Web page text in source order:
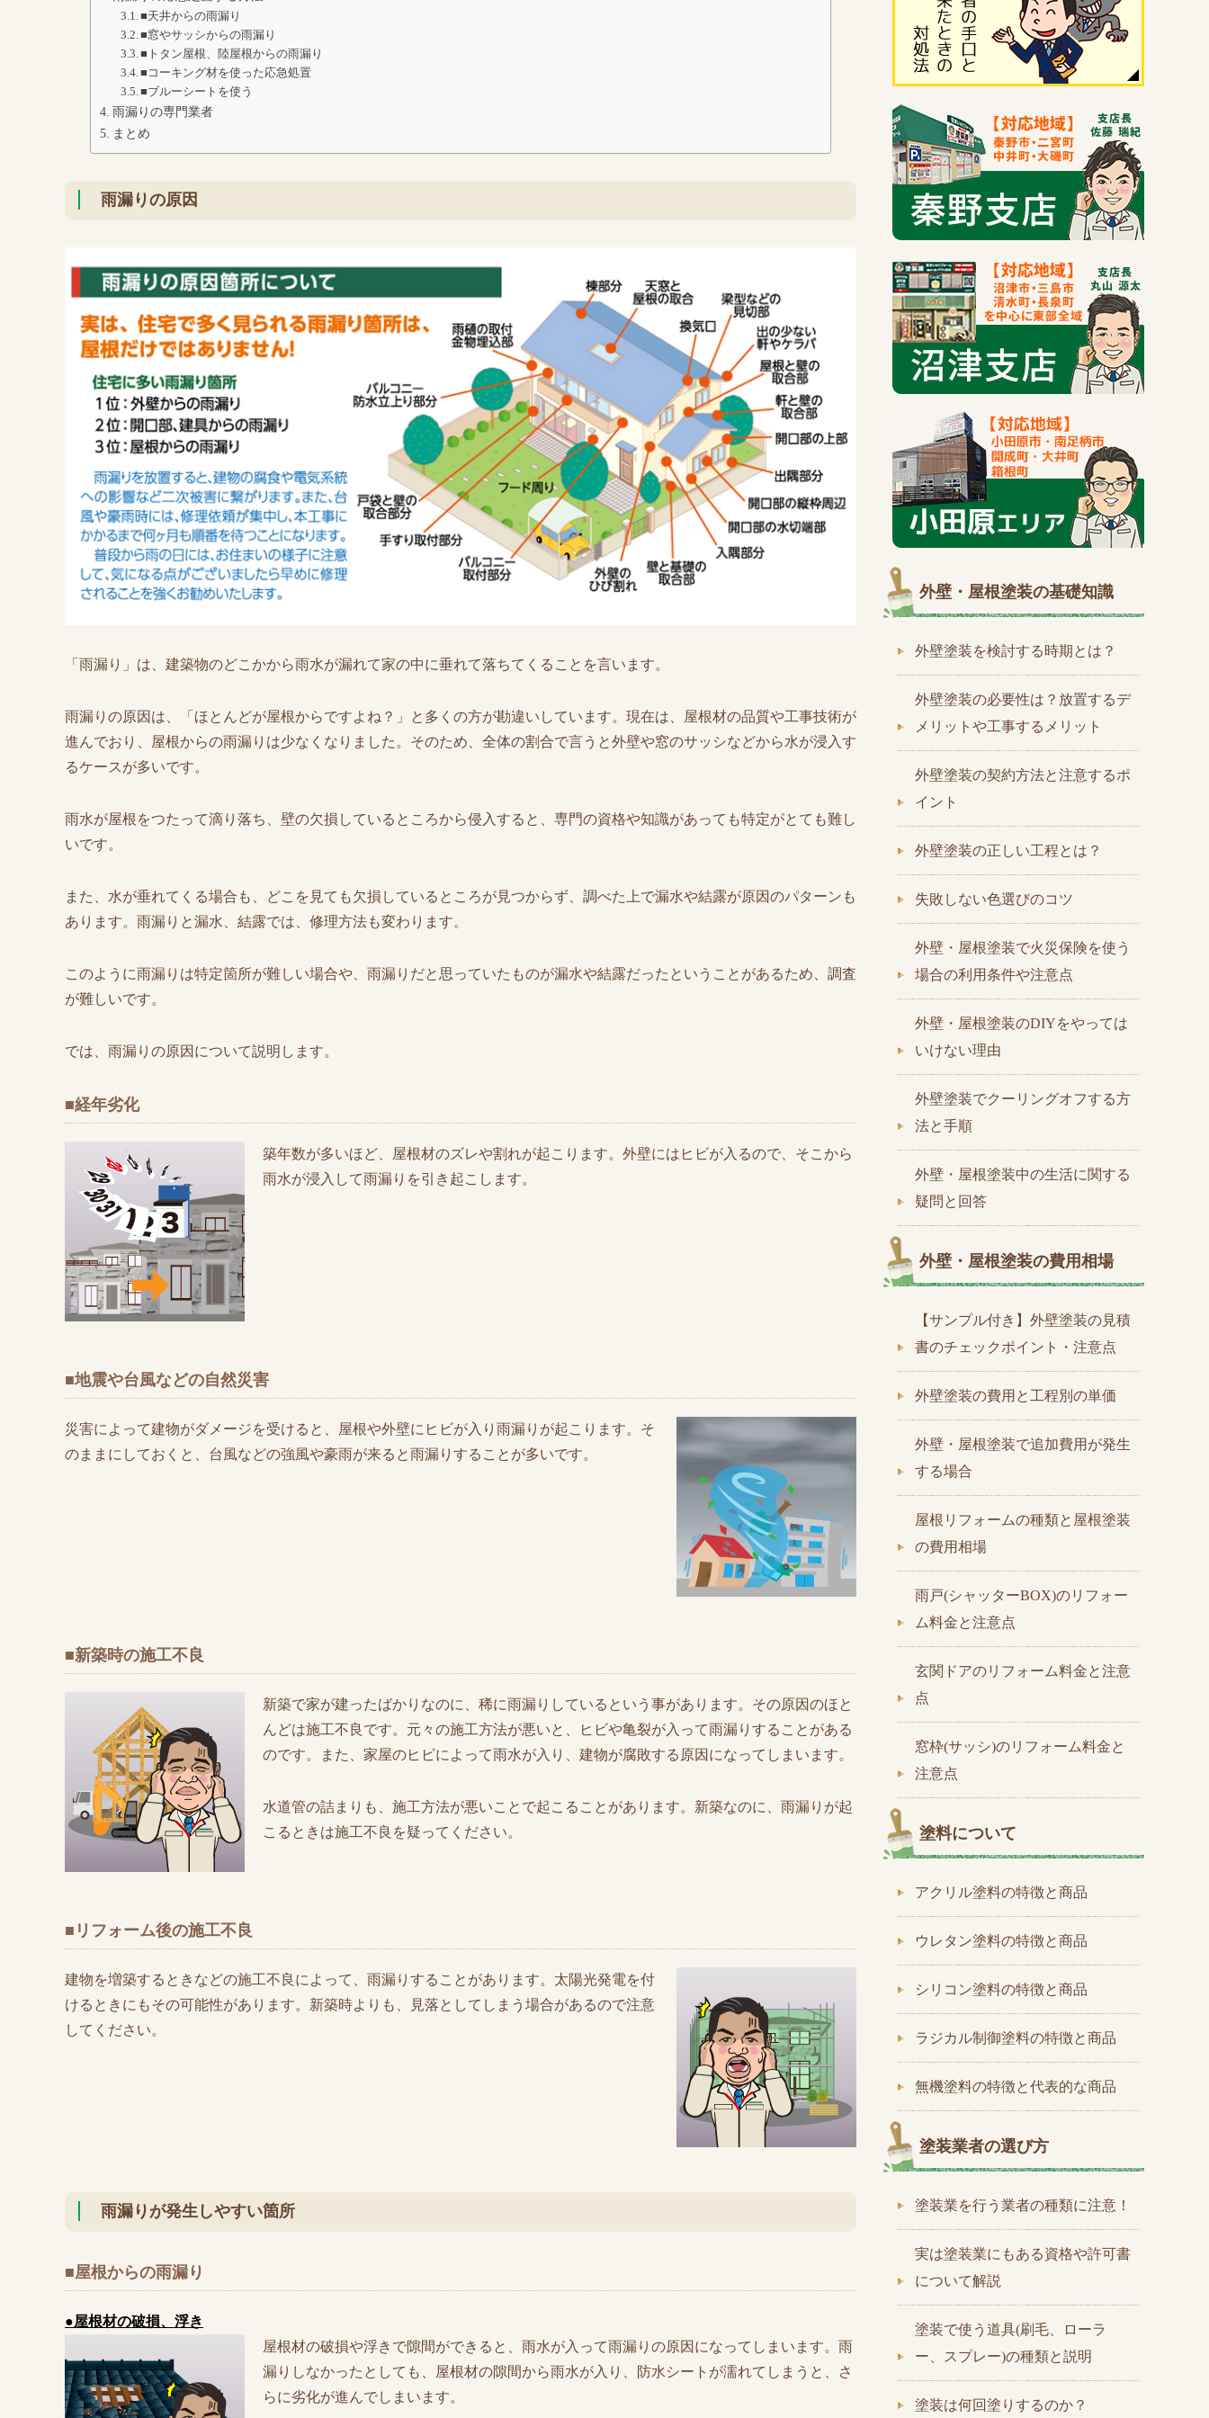
■天井からの雨漏り
■窓やサッシからの雨漏り
■トタン屋根、陸屋根からの雨漏り
■コーキング材を使った応急処置
■ブルーシートを使う
雨漏りの専門業者
まとめ
雨漏りの原因
「雨漏り」は、建築物のどこかから雨水が漏れて家の中に垂れて落ちてくることを言います。
雨漏りの原因は、「ほとんどが屋根からですよね？」と多くの方が勘違いしています。現在は、屋根材の品質や工事技術が
進んでおり、屋根からの雨漏りは少なくなりました。そのため、全体の割合で言うと外壁や窓のサッシなどから水が浸入す
るケースが多いです。
雨水が屋根をつたって滴り落ち、壁の欠損しているところから侵入すると、専門の資格や知識があっても特定がとても難し
いです。
また、水が垂れてくる場合も、どこを見ても欠損しているところが見つからず、調べた上で漏水や結露が原因のパターンも
あります。雨漏りと漏水、結露では、修理方法も変わります。
このように雨漏りは特定箇所が難しい場合や、雨漏りだと思っていたものが漏水や結露だったということがあるため、調査
が難しいです。
では、雨漏りの原因について説明します。
■経年劣化
築年数が多いほど、屋根材のズレや割れが起こります。外壁にはヒビが入るので、そこから
雨水が浸入して雨漏りを引き起こします。
■地震や台風などの自然災害
災害によって建物がダメージを受けると、屋根や外壁にヒビが入り雨漏りが起こります。そ
のままにしておくと、台風などの強風や豪雨が来ると雨漏りすることが多いです。
■新築時の施工不良
新築で家が建ったばかりなのに、稀に雨漏りしているという事があります。その原因のほと
んどは施工不良です。元々の施工方法が悪いと、ヒビや亀裂が入って雨漏りすることがある
のです。また、家屋のヒビによって雨水が入り、建物が腐敗する原因になってしまいます。
水道管の詰まりも、施工方法が悪いことで起こることがあります。新築なのに、雨漏りが起
こるときは施工不良を疑ってください。
■リフォーム後の施工不良
建物を増築するときなどの施工不良によって、雨漏りすることがあります。太陽光発電を付
けるときにもその可能性があります。新築時よりも、見落としてしまう場合があるので注意
してください。
雨漏りが発生しやすい箇所
■屋根からの雨漏り
●屋根材の破損、浮き
屋根材の破損や浮きで隙間ができると、雨水が入って雨漏りの原因になってしまいます。雨
漏りしなかったとしても、屋根材の隙間から雨水が入り、防水シートが濡れてしまうと、さ
らに劣化が進んでしまいます。
外壁・屋根塗装の基礎知識
外壁塗装を検討する時期とは？
外壁塗装の必要性は？放置するデ
メリットや工事するメリット
外壁塗装の契約方法と注意するポ
イント
外壁塗装の正しい工程とは？
失敗しない色選びのコツ
外壁・屋根塗装で火災保険を使う
場合の利用条件や注意点
外壁・屋根塗装のDIYをやっては
いけない理由
外壁塗装でクーリングオフする方
法と手順
外壁・屋根塗装中の生活に関する
疑問と回答
外壁・屋根塗装の費用相場
【サンプル付き】外壁塗装の見積
書のチェックポイント・注意点
外壁塗装の費用と工程別の単価
外壁・屋根塗装で追加費用が発生
する場合
屋根リフォームの種類と屋根塗装
の費用相場
雨戸(シャッターBOX)のリフォー
ム料金と注意点
玄関ドアのリフォーム料金と注意
点
窓枠(サッシ)のリフォーム料金と
注意点
塗料について
アクリル塗料の特徴と商品
ウレタン塗料の特徴と商品
シリコン塗料の特徴と商品
ラジカル制御塗料の特徴と商品
無機塗料の特徴と代表的な商品
塗装業者の選び方
塗装業を行う業者の種類に注意！
実は塗装業にもある資格や許可書
について解説
塗装で使う道具(刷毛、ローラ
ー、スプレー)の種類と説明
塗装は何回塗りするのか？